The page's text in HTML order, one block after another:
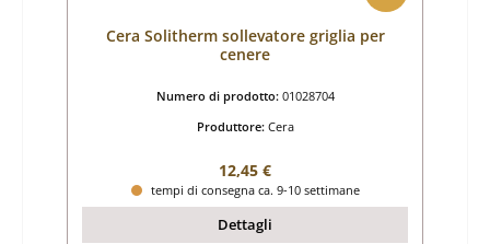
Cera Solitherm sollevatore griglia per
cenere
Numero di prodotto: 01028704
Produttore: Cera
Prezzo normale:
12,45 €
tempi di consegna ca. 9-10 settimane
Dettagli